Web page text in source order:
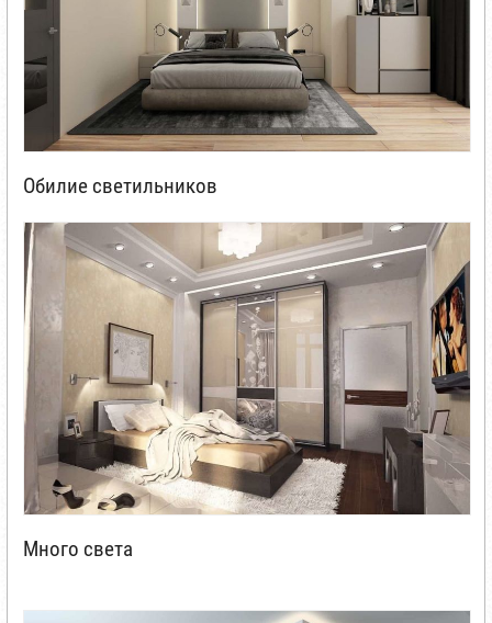
Обилие светильников
Много света